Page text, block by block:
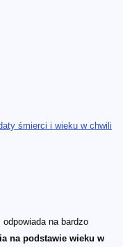
śmierci i wieku w chwili
na bardzo
na podstawie wieku w